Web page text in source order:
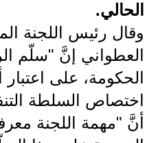
الحالي.
وقال رئيس اللجنة
العطواني إنَّ "سلّم
الحكومة، على
اختصاص السلطة
أنَّ "مهمة اللجنة